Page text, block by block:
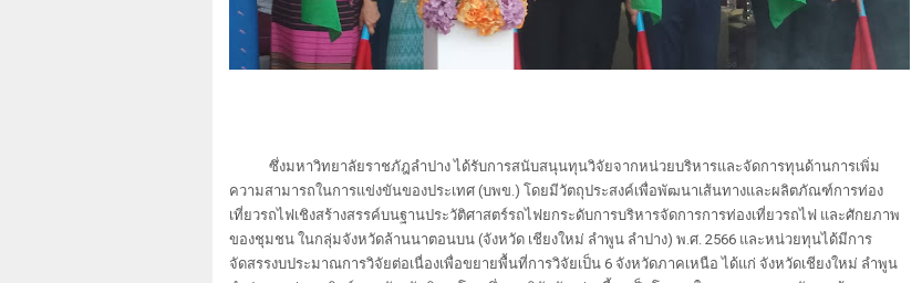
ซึ่งมหาวิทยาลัยราชภัฎลำปาง ได้รับการสนับสนุนทุนวิจัยจากหน่วยบริหารและจัดการทุนด้านการเพิ่ม
ความสามารถในการแข่งขันของประเทศ (บพข.) โดยมีวัตถุประสงค์เพื่อพัฒนาเส้นทางและผลิตภัณฑ์การท่อง
เที่ยวรถไฟเชิงสร้างสรรค์บนฐานประวัติศาสตร์รถไฟยกระดับการบริหารจัดการการท่องเที่ยวรถไฟ และศักยภาพ
ของชุมชน ในกลุ่มจังหวัดล้านนาตอนบน (จังหวัด เชียงใหม่ ลำพูน ลำปาง) พ.ศ. 2566 และหน่วยทุนได้มีการ
จัดสรรงบประมาณการวิจัยต่อเนื่องเพื่อขยายพื้นที่การวิจัยเป็น 6 จังหวัดภาคเหนือ ได้แก่ จังหวัดเชียงใหม่ ลำพูน